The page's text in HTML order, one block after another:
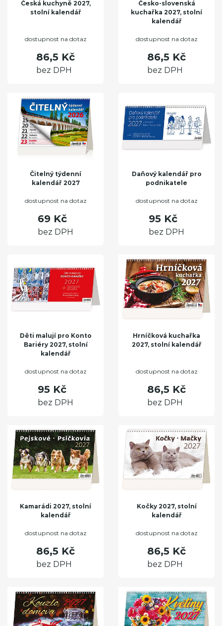
Česká kuchyně 2027,
stolní kalendář
dostupnost na dotaz
86,5 Kč
bez DPH
Česko-slovenská
kuchařka 2027, stolní
kalendář
dostupnost na dotaz
86,5 Kč
bez DPH
Čitelný týdenní
kalendář 2027
dostupnost na dotaz
69 Kč
bez DPH
Daňový kalendář pro
podnikatele
dostupnost na dotaz
95 Kč
bez DPH
Děti malují pro Konto
Bariéry 2027, stolní
kalendář
dostupnost na dotaz
95 Kč
bez DPH
Hrníčková kuchařka
2027, stolní kalendář
dostupnost na dotaz
86,5 Kč
bez DPH
Kamarádi 2027, stolní
kalendář
dostupnost na dotaz
86,5 Kč
bez DPH
Kočky 2027, stolní
kalendář
dostupnost na dotaz
86,5 Kč
bez DPH